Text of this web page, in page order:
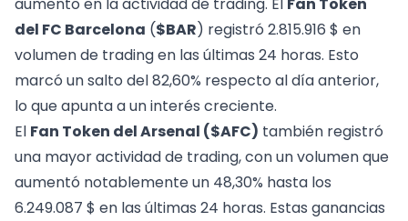
del FC Barcelona ($BAR) registró 2.815.916 $ en
volumen de trading en las últimas 24 horas. Esto
marcó un salto del 82,60% respecto al día anterior,
lo que apunta a un interés creciente.
El Fan Token del Arsenal ($AFC) también registró
una mayor actividad de trading, con un volumen que
aumentó notablemente un 48,30% hasta los
6.249.087 $ en las últimas 24 horas. Estas ganancias